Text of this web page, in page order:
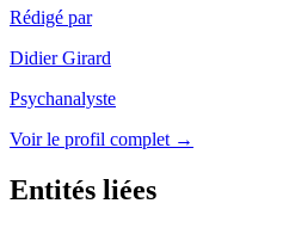
Rédigé par
Didier Girard
Psychanalyste
Voir le profil complet →
Entités liées